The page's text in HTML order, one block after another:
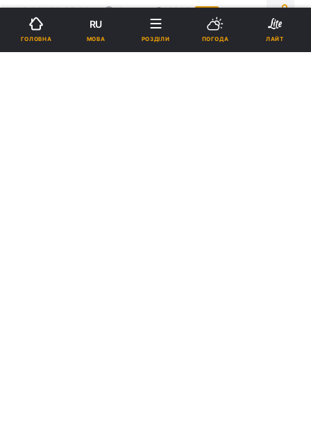
13:09, 20.05.26 4 хв. 2995
Підпишіться на нас в Google
ГОЛОВНА
RU
МОВА РОЗДІЛИ ПОГОДА ЛАЙТ